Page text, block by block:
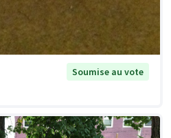
Soumise au vote